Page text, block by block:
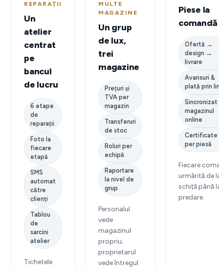
REPARAȚII
Un
atelier
centrat
pe
bancul
de lucru
6 etape
de
reparații
Foto la
fiecare
etapă
SMS
automat
către
clienți
Tablou
de
sarcini
atelier
Tichetele
MULTE
MAGAZINE
Un grup
de lux,
trei
magazine
Prețuri și
TVA per
magazin
Transferuri
de stoc
Roluri per
echipă
Raportare
la nivel de
grup
Personalul
vede
magazinul
propriu;
proprietarul
vede întregul
Piese la
comandă
Ofertă →
design →
livrare
Avansuri &
plată prin
Sincronizat
magazinul
online
Certificate
per piesă
Fiecare
urmărită de
schiță până
predare.